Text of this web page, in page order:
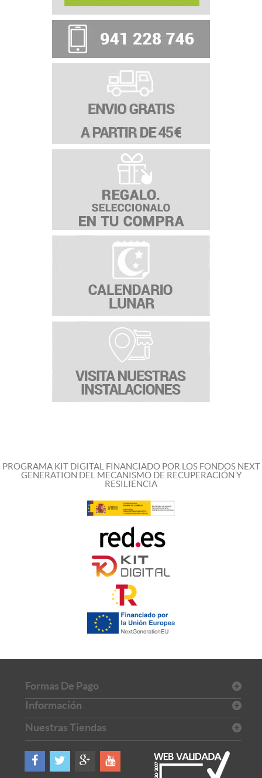
PROGRAMA KIT DIGITAL FINANCIADO POR LOS FONDOS NEXT
GENERATION DEL MECANISMO DE RECUPERACIÓN Y
RESILIENCIA
Formas De Pago
Información
Nuestras Tiendas